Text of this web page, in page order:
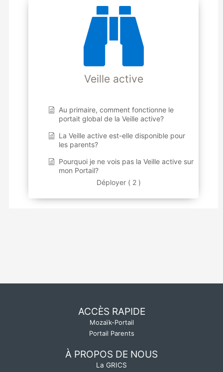
Veille active
Au primaire, comment fonctionne le
portait global de la Veille active?
La Veille active est-elle disponible pour
les parents?
Pourquoi je ne vois pas la Veille active sur
mon Portail?
Déployer ( 2 )
ACCÈS RAPIDE
Mozaïk-Portail
Portail Parents
À PROPOS DE NOUS
La GRICS